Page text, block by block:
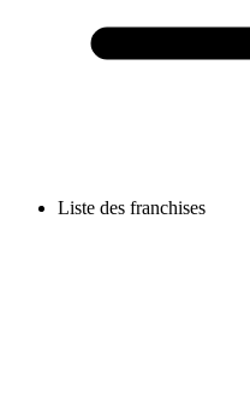
Liste des franchises